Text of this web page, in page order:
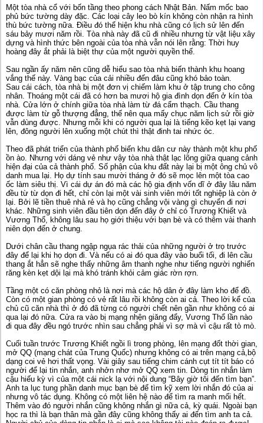
Một tòa nhà cổ với bốn tầng theo phong cách Nhật Bản. Nấm mốc bao
phủ bức tường dày đặc. Các loại cây leo bò kín không còn nhận ra hình
thù bức tường nữa. Điều đó thể hiện khu nhà cũng có lịch sử lên đến
sáu bảy mươi năm rồi. Tòa nhà này đã cũ đi nhiều nhưng từ vật liệu xây
dựng và hình thức bên ngoài của tòa nhà vẫn nói lên rằng: Thời huy
hoàng đây ắt phải là biệt thự của một người quyền thế.
Sau ngần ấy năm nên cũng dễ hiểu sao tòa nhà biến thành khu hoang
vắng thế này. Vàng bạc của cải nhiều đến đâu cũng khó bảo toàn.
Sau cái cách, tòa nhà bị một đơn vị chiếm làm khu ở tập trung cho công
nhân. Thoáng một cái đã có hơn ba mươi hộ gia đình dọn đến ở kín tòa
nhà. Cửa lớn ở chính giữa tòa nhà làm từ đá cẩm thạch. Cầu thang
được làm từ gỗ thượng đẳng, thế nên qua mấy chục năm lịch sử rồi giờ
vẫn dùng được. Nhưng mỗi khi có người qua lại là tiếng kẽo kẹt lại vang
lên, đông người lên xuống một chút thì thật đinh tai nhức óc.
Theo đã phát triển của thành phố biến khu dân cư này thành một khu phố
ồn ào. Nhưng với dáng vẻ như vậy tòa nhà thật lạc lõng giữa quang cảnh
hiện đại của cả thành phố. Số phận của khu đất này lại bị một ông chủ vô
danh mua lại. Họ dự tính sau mười tháng ở đó sẽ mọc lên một tòa cao
ốc làm siêu thị. Vì cái dự án đó mà các hộ gia định vốn dĩ ở đây lâu năm
đều từ từ dọn đi hết, chỉ còn lại một vài sinh viên mới tốt nghiệp là còn ở
lại. Bởi lẽ tiền thuê nhà rẻ và họ cũng chẳng vội vàng gì chuyển đi nơi
khác. Những sinh viên đầu tiên dọn đến đây ở chỉ có Trương Khiết và
Vương Thổ, không lâu sau họ giới thiệu với bạn bè và có thêm vài thanh
niên dọn đến ở chung.
Dưới chân cầu thang ngập ngụa rác thải của những người ở trọ trước
đây để lại khi họ dọn đi. Và nếu có ai đó qua đây vào buổi tối, đi lên cầu
thang ắt hẳn sẽ nghe thấy những âm thanh nghe như tiếng người nghiến
răng kèn kẹt dội lại mà khó tránh khỏi cảm giác rờn rợn.
Tầng một có căn phòng nhỏ là nơi mà các hộ dân ở đây làm kho để đồ.
Còn có một gian phòng có vẻ rất lâu rồi không còn ai cả. Theo lời kể của
chủ cũ căn nhà thì ở đó đã từng có người chết nên gần như không có ai
qua lại đó nữa. Cửa ra vào bị mạng nhện giăng đẩy, Vương Thổ lần nào
đi qua đây đều ngó trước nhìn sau chẳng phải vì sợ mà vì cậu rất tò mò.
Cuối tuần trước Trương Khiết ngồi lì trong phòng, lên mạng đốt thời gian,
mở QQ (mạng chát của Trung Quốc) nhưng không có ai trên mạng cả,bộ
dạng coi vẻ hơi thất vọng. Vài giây sau tiếng chim cánh cụt tít tít báo có
người để lại tin nhắn, anh nhởn nhơ mở QQ xem tin. Dòng tin nhắn làm
cậu hiếu kỳ vì của một cái nick lạ với nội dung “Bây giờ tôi đến tìm bạn”.
Anh ta lục tung phần danh mục bạn bè để tìm kỹ xem lời nhắn đó của ai
nhưng vô tác dụng. Không có một liên hệ nào để tìm ra manh mối hết.
Thêm vào đó người nhắn cũng không nhắn gì nữa cả, kỳ quái. Ngoài bạn
học ra thì là bạn thân mà gần đây cũng không thấy ai đến tìm anh ta cả.